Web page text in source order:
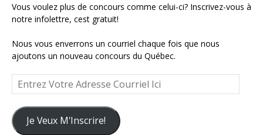
Vous voulez plus de concours comme celui-ci? Inscrivez-vous à
notre infolettre, cest gratuit!
Nous vous enverrons un courriel chaque fois que nous
ajoutons un nouveau concours du Québec.
Entrez
Votre
Adresse
Courriel
Ici
Je Veux M'Inscrire!